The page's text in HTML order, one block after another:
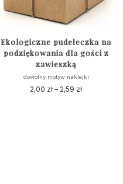
Ekologiczne pudełeczka na
podziękowania dla gości z
zawieszką
dowolny motyw naklejki
2,00 zł – 2,59 zł